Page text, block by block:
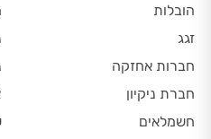
הובלות
זגג
חברות אחזקה
חברת ניקיון
חשמלאים